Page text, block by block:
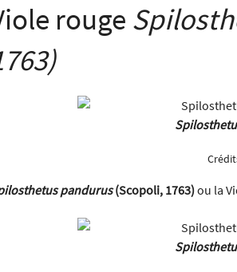
rouge
pandurus(Scopoli, 1763)ou la